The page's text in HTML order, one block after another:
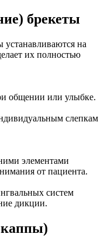
брекеты
на
их полностью
общении или улыбке.
слепкам
элементами
от пациента.
систем
дикции.